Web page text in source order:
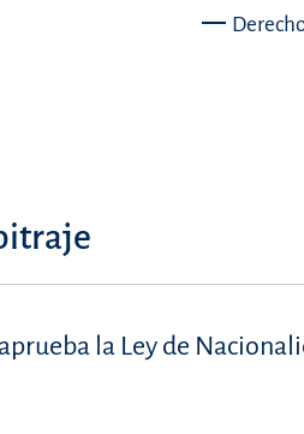
la Ley de